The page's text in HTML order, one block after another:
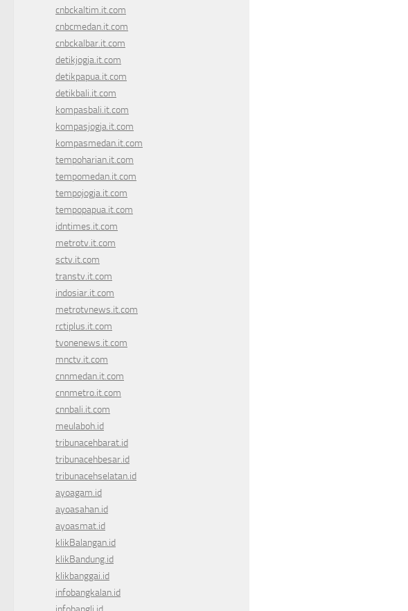
cnbckaltim.it.com
cnbcmedan.it.com
cnbckalbar.it.com
detikjogja.it.com
detikpapua.it.com
detikbali.it.com
kompasbali.it.com
kompasjogja.it.com
kompasmedan.it.com
tempoharian.it.com
tempomedan.it.com
tempojogja.it.com
tempopapua.it.com
idntimes.it.com
metrotv.it.com
sctv.it.com
transtv.it.com
indosiar.it.com
metrotvnews.it.com
rctiplus.it.com
tvonenews.it.com
mnctv.it.com
cnnmedan.it.com
cnnmetro.it.com
cnnbali.it.com
meulaboh.id
tribunacehbarat.id
tribunacehbesar.id
tribunacehselatan.id
ayoagam.id
ayoasahan.id
ayoasmat.id
klikBalangan.id
klikBandung.id
klikbanggai.id
infobangkalan.id